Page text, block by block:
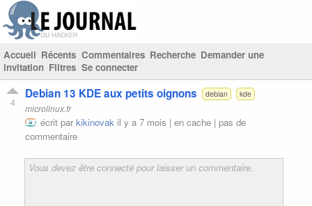
Accueil Récents Commentaires Recherche Demander une
invitation Filtres Se connecter
4
Debian 13 KDE aux petits oignons debian kde
microlinux.fr
écrit parkikinovak il y a 7 mois | en cache | pas de
commentaire